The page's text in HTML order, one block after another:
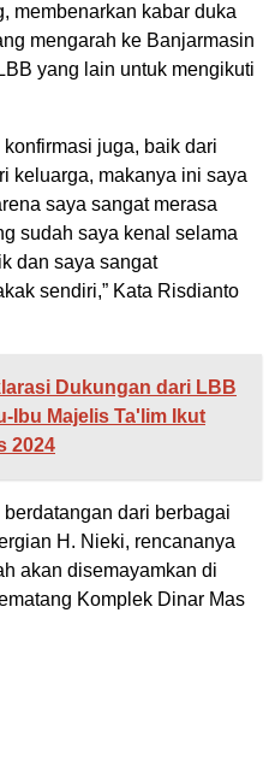
membenarkan kabar duka
mengarah ke Banjarmasin
yang lain untuk mengikuti
juga, baik dari
keluarga, makanya ini saya
saya sangat merasa
sudah saya kenal selama
dan saya sangat
sendiri,” Kata Risdianto
Dukungan dari LBB
Ibu Majelis Ta'lim Ikut
2024
dari berbagai
H. Nieki, rencananya
akan disemayamkan di
Komplek Dinar Mas